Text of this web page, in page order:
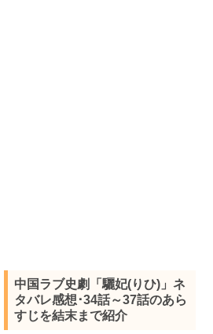
中国ラブ史劇「驪妃(りひ)」ネ
タバレ感想･34話～37話のあら
すじを結末まで紹介